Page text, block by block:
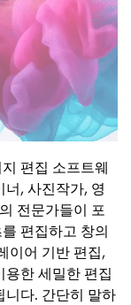
편집 소프트웨
, 사진작가, 영
전문가들이 포
편집하고 창의
이어 기반 편집,
용한 세밀한 편집
니다. 간단히 말하